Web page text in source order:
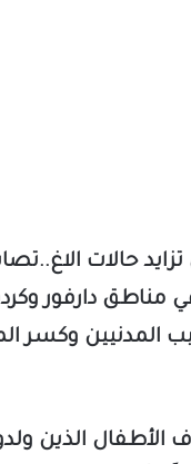
حالات
مناطق دارفور
المدنيين وكسر
الذين